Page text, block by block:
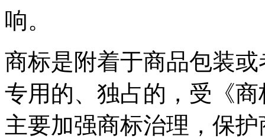
响。
商标是附着于商品包装
专用的、独占的，受《
主要加强商标治理，保